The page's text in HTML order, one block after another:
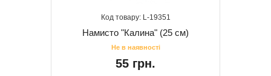
19351
Намисто "Калина" (25 см)
55 грн.